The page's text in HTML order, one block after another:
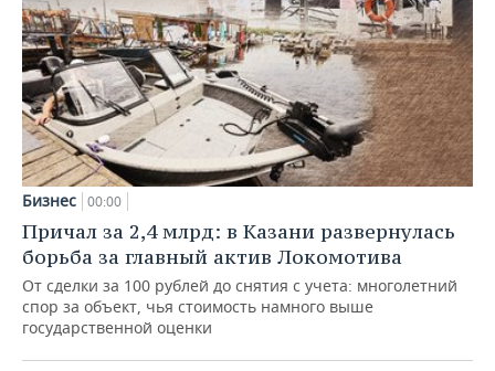
Бизнес 00:00
Причал за 2,4 млрд: в Казани развернулась
борьба за главный актив Локомотива
От сделки за 100 рублей до снятия с учета: многолетний
спор за объект, чья стоимость намного выше
государственной оценки